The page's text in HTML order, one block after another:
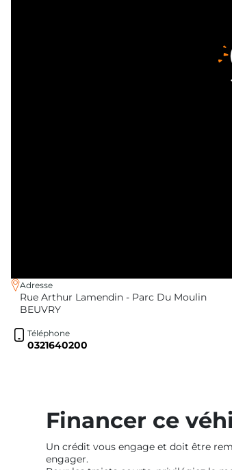
Adresse
Rue Arthur Lamendin - Parc Du Moulin
BEUVRY
Téléphone
0321640200
Financer ce
Un crédit vous engage et doit être
engager.